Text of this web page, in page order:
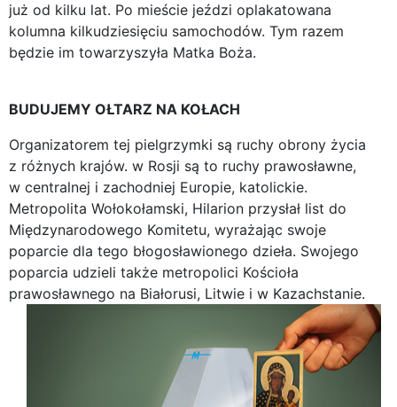
już od kilku lat. Po mieście jeździ oplakatowana
kolumna kilkudziesięciu samochodów. Tym razem
będzie im towarzyszyła Matka Boża.
BUDUJEMY OŁTARZ NA KOŁACH
Organizatorem tej pielgrzymki są ruchy obrony życia
z różnych krajów. w Rosji są to ruchy prawosławne,
w centralnej i zachodniej Europie, katolickie.
Metropolita Wołokołamski, Hilarion przysłał list do
Międzynarodowego Komitetu, wyrażając swoje
poparcie dla tego błogosławionego dzieła. Swojego
poparcia udzieli także metropolici Kościoła
prawosławnego na Białorusi, Litwie i w Kazachstanie.